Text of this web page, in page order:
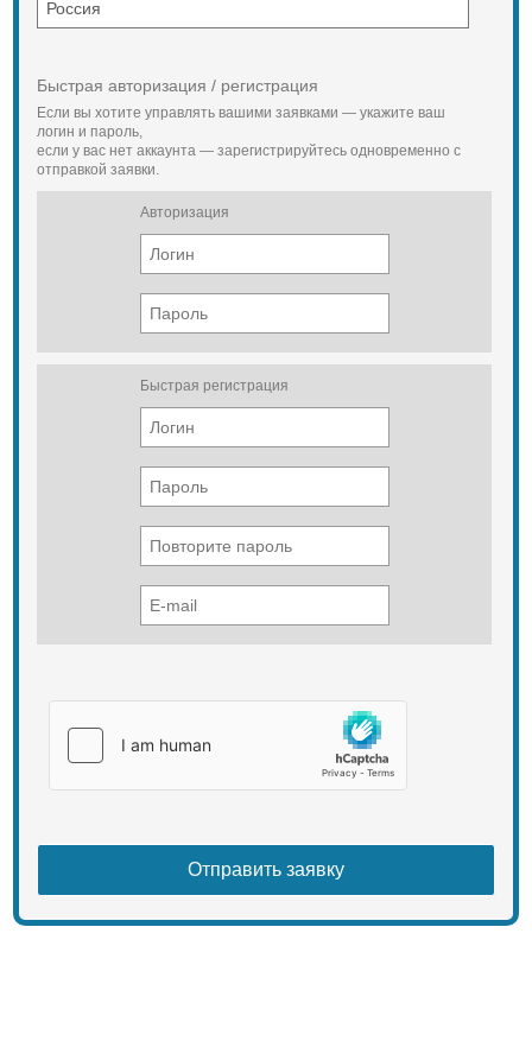
Быстрая авторизация / регистрация
Если вы хотите управлять вашими заявками — укажите ваш
логин и пароль,
если у вас нет аккаунта — зарегистрируйтесь одновременно с
отправкой заявки.
Авторизация
Быстрая регистрация